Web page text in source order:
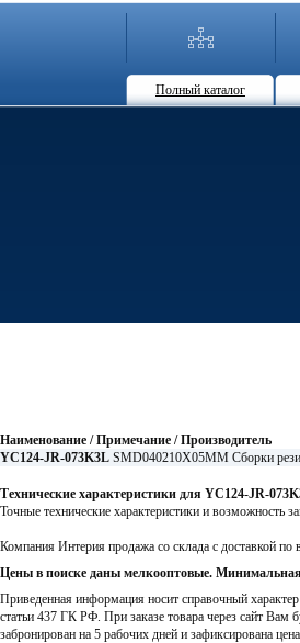
Полный каталог
Наименование / Примечание / Производитель
YC124-JR-073K3L SMD040210X05MM Сборки
Технические характеристики для YC124-JR-
Точные технические характеристики и
Компания Интерия продажа со склада с доставкой
Цены в поиске даны мелкооптовые.
Приведенная информация носит справочный
статьи 437 ГК РФ. При заказе товара через сайт Вам
забронирован на 5 рабочих дней и зафиксирована